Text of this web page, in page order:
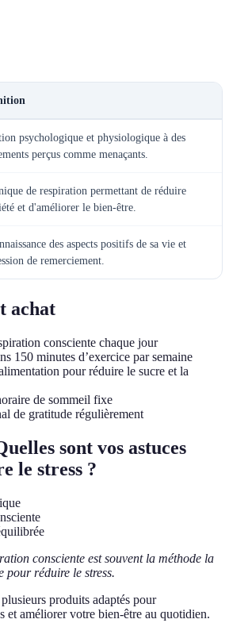
psychologique et physiologique à des
perçus comme menaçants.
de respiration permettant de réduire
et d'améliorer le bien-être.
des aspects positifs de sa vie et
de remerciement.
achat
consciente chaque jour
150 minutes d’exercice par semaine
pour réduire le sucre et la
de sommeil fixe
de gratitude régulièrement
sont vos astuces
le stress ?
consciente est souvent la méthode la
pour réduire le stress.
produits adaptés pour
et améliorer votre bien-être au quotidien.